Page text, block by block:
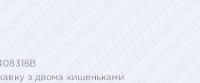
з двома кишеньками